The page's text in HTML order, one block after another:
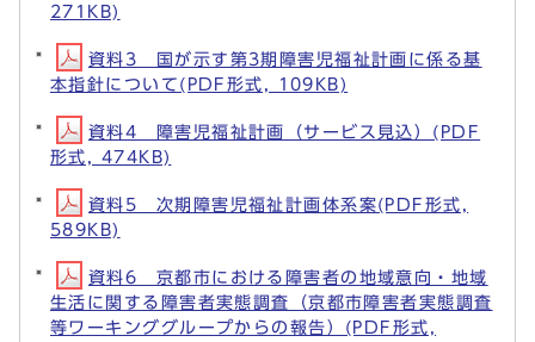
271KB)
資料3 国が示す第3期障害児福祉計画に係る基
本指針について(PDF形式, 109KB)
資料4 障害児福祉計画（サービス見込）(PDF
形式, 474KB)
資料5 次期障害児福祉計画体系案(PDF形式,
589KB)
資料6 京都市における障害者の地域意向・地域
生活に関する障害者実態調査（京都市障害者実態調査
等ワーキンググループからの報告）(PDF形式,